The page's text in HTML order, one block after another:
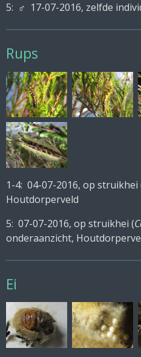
5: ♂ 17-07-2016, zelfde
Rups
1-4: 04-07-2016, op struikhei
Houtdorperveld
5: 07-07-2016, op struikhei (
onderaanzicht,
Ei